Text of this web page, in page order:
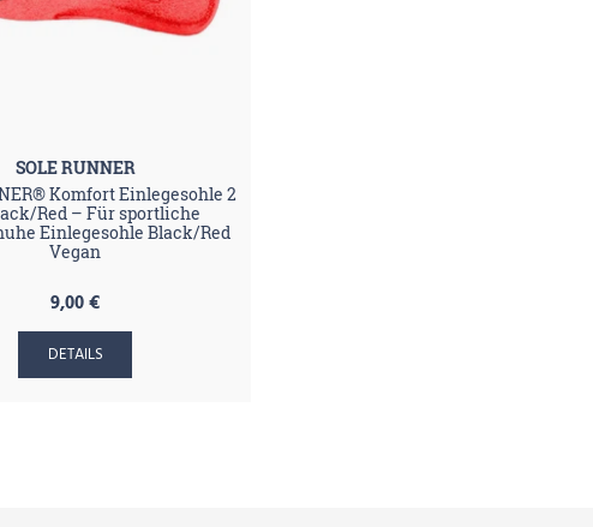
SOLE RUNNER
Komfort Einlegesohle 2
Red – Für sportliche
Einlegesohle Black/Red
Vegan
9,00 €
DETAILS